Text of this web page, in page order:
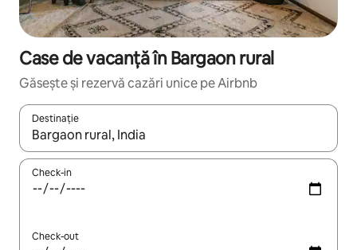
Case de vacanță în Bargaon rural
Găsește și rezervă cazări unice pe Airbnb
Destinație
Când se încarcă rezultatele, navighează folosind tastele
Check-in
Check-out